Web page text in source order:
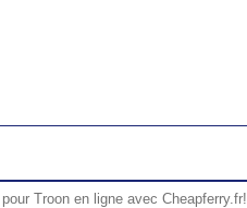
Troon en ligne avec Cheapferry.fr!